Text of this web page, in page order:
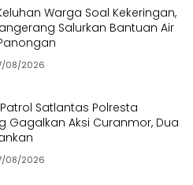
Warga Soal Kekeringan,
Salurkan Bantuan Air
08/2026
Satlantas Polresta
Gagalkan Aksi Curanmor, Dua
08/2026